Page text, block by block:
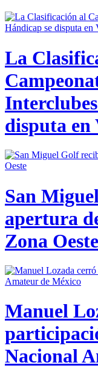
La
disputa
San
apertura
Zona Oeste
Manuel
Nacional